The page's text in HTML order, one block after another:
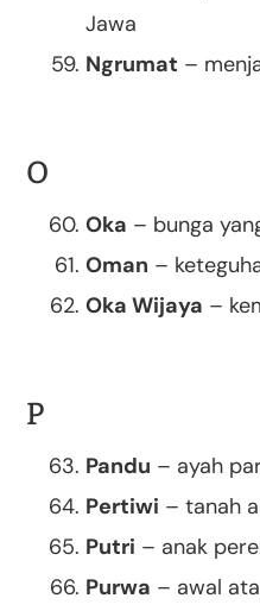
Jawa
Ngrumat –
O
Oka – bunga
Oman –
Oka Wijaya –
P
Pandu – ayah
Pertiwi – tanah
Putri – anak
Purwa – awal